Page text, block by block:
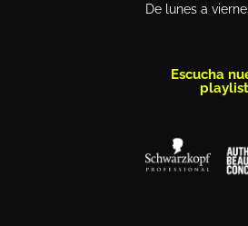
De lunes a
Escucha
playlist